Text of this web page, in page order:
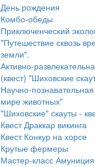
День рождения
Комбо-обеды
Приключенческий
"Путешествие сквозь
земли".
Активно-
(квест) "Шиховские
Научно-
мире животных"
"Шиховские" скауты -
Квест Драккар викинга
Квест Конкур на хорсе
Крутые фермеры
Мастер-класс